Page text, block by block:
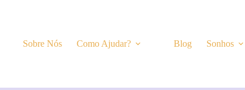
Sobre Nós Como Ajudar? Blog Sonhos